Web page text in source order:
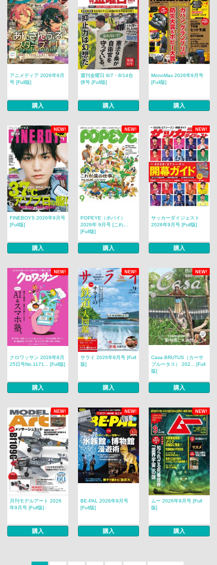
アニメディア 2026年9月
号 [Full版]
購入
週刊金曜日 8/7・8/14合
併号 [Full版]
購入
MonoMax 2026年9月号
[Full版]
購入
NEW! NEW! NEW!
FINEBOYS 2026年9月号
[Full版]
購入
POPEYE（ポパイ）
2026年 9月号 [これ...
[Full版]
購入
サッカーダイジェスト
2026年9月号 [Full版]
購入
NEW! NEW! NEW!
クロワッサン 2026年8月
25日号No.1171... [Full版]
購入
サライ 2026年9月号 [Full
版]
購入
Casa BRUTUS（カーサ
ブルータス） 202... [Full
版]
購入
NEW! NEW! NEW!
月刊モデルアート 2026
年9月号 [Full版]
購入
BE-PAL 2026年9月号
[Full版]
購入
ムー 2026年9月号 [Full
版]
購入